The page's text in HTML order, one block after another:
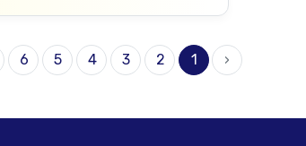
‹
1
2
3
4
5
6